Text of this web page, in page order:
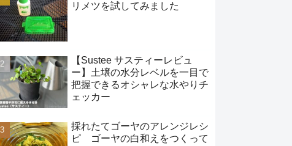
リメツを試してみました
【Sustee サスティーレビュ
ー】土壌の水分レベルを一目で
把握できるオシャレな水やりチ
ェッカー
採れたてゴーヤのアレンジレシ
ピ ゴーヤの白和えをつくって